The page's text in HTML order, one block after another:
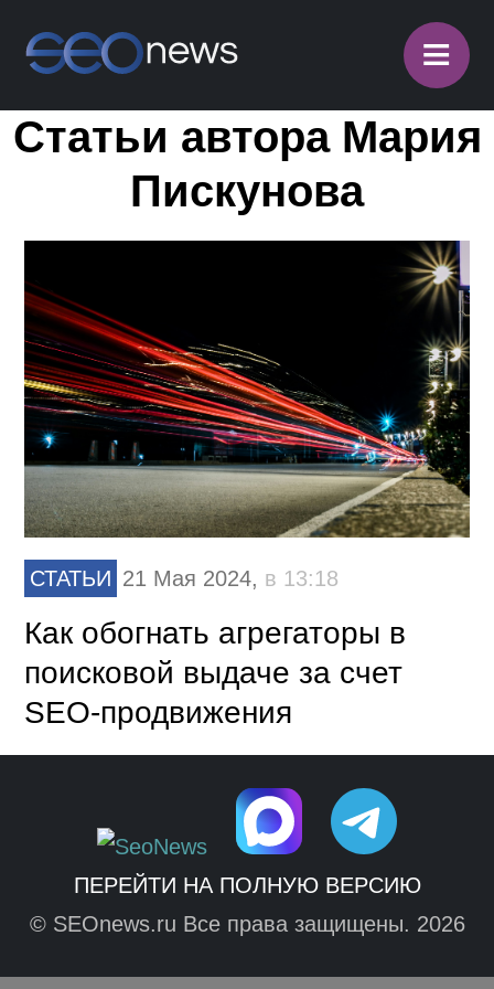
≡
Статьи автора Мария
Пискунова
СТАТЬИ 21 Мая 2024, в 13:18
Как обогнать агрегаторы в
поисковой выдаче за счет
SEO-продвижения
ПЕРЕЙТИ НА ПОЛНУЮ ВЕРСИЮ
© SEOnews.ru Все права защищены. 2026